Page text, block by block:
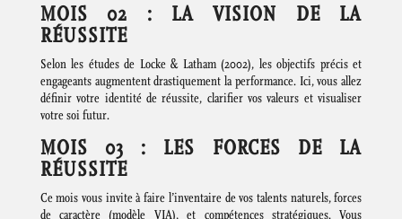
MOIS 02 : LA VISION DE LA
RÉUSSITE
Selon les études de Locke & Latham (2002), les objectifs précis et
engageants augmentent drastiquement la performance. Ici, vous allez
définir votre identité de réussite, clarifier vos valeurs et visualiser
votre soi futur.
MOIS 03 : LES FORCES DE LA
RÉUSSITE
Ce mois vous invite à faire l’inventaire de vos talents naturels, forces
de caractère (modèle VIA), et compétences stratégiques. Vous